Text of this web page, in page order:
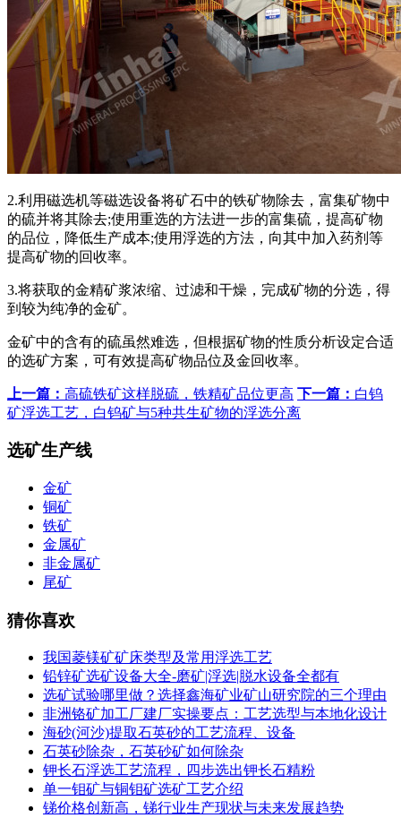
2.利用磁选机等磁选设备将矿石中的铁矿物除去，富集矿物中
的硫并将其除去;使用重选的方法进一步的富集硫，提高矿物
的品位，降低生产成本;使用浮选的方法，向其中加入药剂等
提高矿物的回收率。
3.将获取的金精矿浆浓缩、过滤和干燥，完成矿物的分选，得
到较为纯净的金矿。
金矿中的含有的硫虽然难选，但根据矿物的性质分析设定合适
的选矿方案，可有效提高矿物品位及金回收率。
上一篇： 高硫铁矿这样脱硫，铁精矿品位更高 下一篇： 白钨
矿浮选工艺，白钨矿与5种共生矿物的浮选分离
选矿生产线
金矿
铜矿
铁矿
金属矿
非金属矿
尾矿
猜你喜欢
我国菱镁矿矿床类型及常用浮选工艺
铅锌矿选矿设备大全-磨矿|浮选|脱水设备全都有
选矿试验哪里做？选择鑫海矿业矿山研究院的三个理由
非洲铬矿加工厂建厂实操要点：工艺选型与本地化设计
海砂(河沙)提取石英砂的工艺流程、设备
石英砂除杂，石英砂矿如何除杂
钾长石浮选工艺流程，四步选出钾长石精粉
单一钼矿与铜钼矿选矿工艺介绍
锑价格创新高，锑行业生产现状与未来发展趋势